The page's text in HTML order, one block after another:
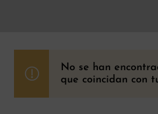
No se han
que coincidan con